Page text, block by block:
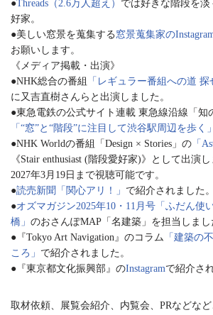
●Threads（2.6万人超え） では好きな階段を
好家。
●美しい窓景を蒐集する 窓景蒐集家の
お願いします。
《メディア掲載・出演》
●NHK総合の番組
「レギュラー番組への道
に又吉直樹さんらと出演しました。
●東急電鉄の公式サイト連載 東急線沿線「知
「“窓”と“階段”に注目して渋谷駅周辺を歩く」
●NHK Worldの番組「Design × Stories」の 「
《Stair enthusiast (階段愛好家)》として出演し
2027年3月19日まで視聴可能です。
●読売新聞「関心アリ！」 で紹介されました。
●オズマガジン2025年10・11月号「ふだん使
橋」 のおさんぽMAP「名建築」を担当しまし
●『Tokyo Art Navigation』のコラム 「建築の
ころ」 で紹介されました。
●『東京都文化振興部』のInstagramで紹介さ
取材依頼、展覧会紹介、内覧会、PRなどな